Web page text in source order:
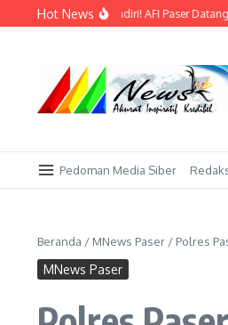
Lewati ke konten
Hot News
di Kandang Sendiri! AFI Paser
Pedoman Media Siber
Beranda / MNews Paser / Polres
MNews Paser